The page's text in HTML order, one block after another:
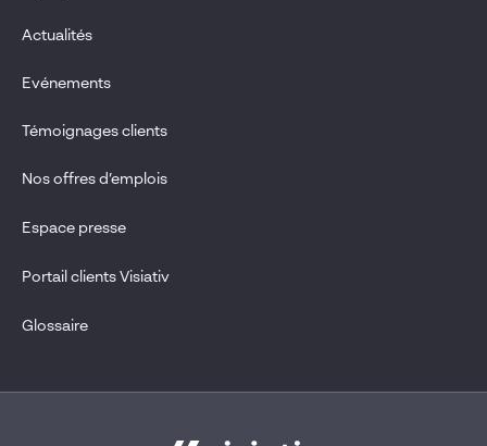
Actualités
Evénements
Témoignages clients
Nos offres d’emplois
Espace presse
Portail clients Visiativ
Glossaire